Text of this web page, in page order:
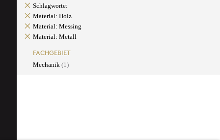
Schlagworte:
Material: Holz
Material: Messing
Material: Metall
FACHGEBIET
Mechanik (1)